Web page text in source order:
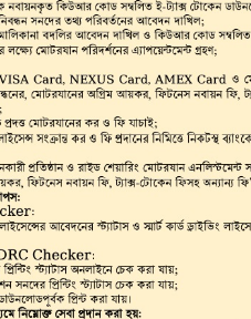
বোর্ড সার্টিফিকেট ডাউনলোড করতে